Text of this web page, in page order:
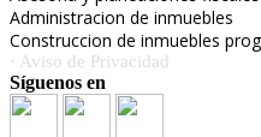
Administracion de inmuebles
Construccion de inmuebles
· Aviso de Privacidad
Síguenos en